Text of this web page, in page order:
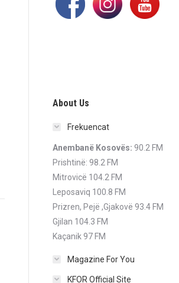
About Us
Frekuencat
Anembanë Kosovës: 90.2 FM
Prishtinë: 98.2 FM
Mitrovicë 104.2 FM
Leposaviq 100.8 FM
Prizren, Pejë ,Gjakovë 93.4 FM
Gjilan 104.3 FM
Kaçanik 97 FM
Magazine For You
KFOR Official Site